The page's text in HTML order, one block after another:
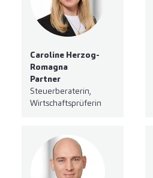
Caroline Herzog-
Romagna
Partner
Steuerberaterin,
Wirtschaftsprüferin